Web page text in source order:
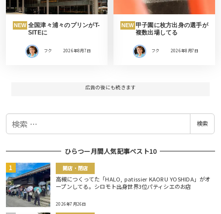
NEW 全国津々浦々のプリンがT-
SITEに
フク 2026年8月7日
NEW 甲子園に枚方出身の選手が
複数出場してる
フク 2026年8月7日
広告の後にも続きます
検
検索
ひらつー月間人気記事ベスト10
開店・閉店
高槻につくってた「HALO, patissier KAORU YOSHIDA」がオ
ープンしてる。シロモト出身世界3位パティシエのお店
2026年7月26日